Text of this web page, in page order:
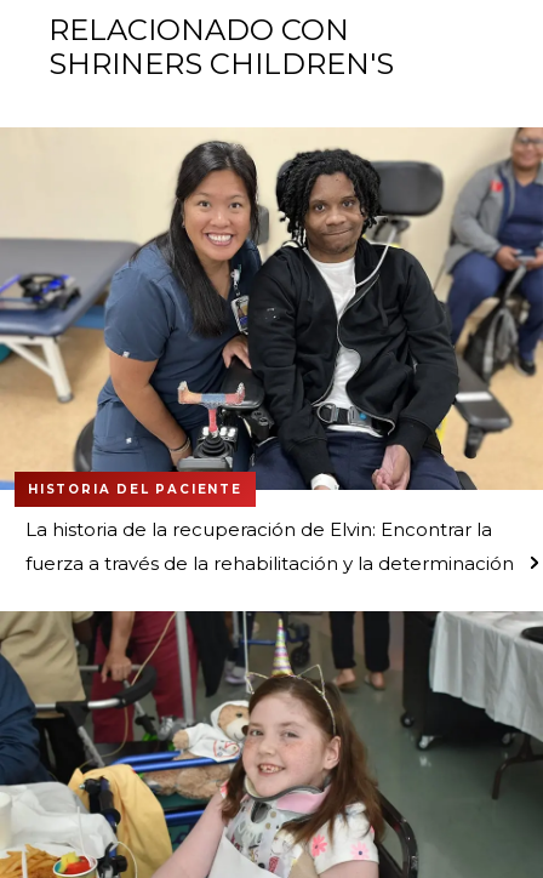
RELACIONADO CON
SHRINERS CHILDREN'S
HISTORIA DEL PACIENTE
La historia de la recuperación de Elvin: Encontrar la
fuerza a través de la rehabilitación y la determinación